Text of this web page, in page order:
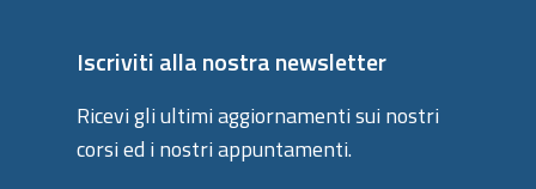
Iscriviti alla nostra newsletter
Ricevi gli ultimi aggiornamenti sui nostri
corsi ed i nostri appuntamenti.